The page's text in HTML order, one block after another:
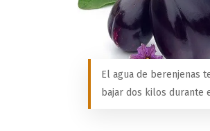
El agua de berenjenas
bajar dos kilos durante